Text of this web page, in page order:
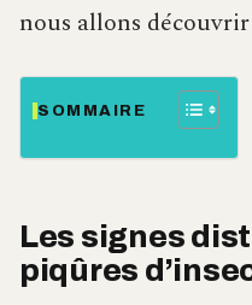
nous allons
SOMMAIRE
Les signes
piqûres